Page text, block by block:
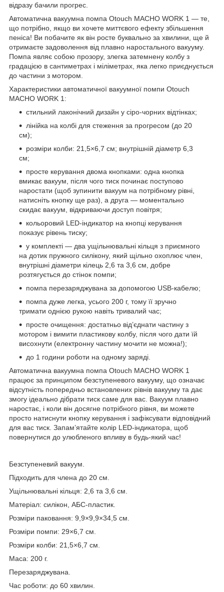
відразу бачили прогрес.
Автоматична вакуумна помпа Otouch MACHO WORK 1 — те,
що потрібно, якщо ви хочете миттєвого ефекту збільшення
пеніса! Ви побачите як він росте буквально за хвилини, ще й
отримаєте задоволення від плавно наростального вакууму.
Помпа являє собою прозору, злегка затемнену колбу з
градацією в сантиметрах і міліметрах, яка легко приєднується
до частини з мотором.
Характеристики автоматичної вакуумної помпи Otouch
MACHO WORK 1:
стильний лаконічний дизайн у сіро-чорних відтінках;
лінійка на колбі для стеження за прогресом (до 20
см);
розміри колби: 21,5×6,7 см; внутрішній діаметр 6,3
см;
просте керування двома кнопками: одна кнопка
вмикає вакуум, після чого тиск починає поступово
наростати (щоб зупинити вакуум на потрібному рівні,
натисніть кнопку ще раз), а друга — моментально
скидає вакуум, відкриваючи доступ повітря;
кольоровий LED-індикатор на кнопці керування
показує рівень тиску;
у комплекті — два ущільнювальні кільця з приємного
на дотик пружного силікону, який щільно охоплює член,
внутрішні діаметри кілець 2,6 та 3,6 см, добре
розтягується до стінок помпи;
помпа перезаряджувана за допомогою USB-кабелю;
помпа дуже легка, усього 200 г, тому її зручно
тримати однією рукою навіть тривалий час;
просте очищення: достатньо від’єднати частину з
мотором і вимити пластикову колбу, після чого дати їй
висохнути (електронну частину мочити не можна!);
до 1 години роботи на одному заряді.
Автоматична вакуумна помпа Otouch MACHO WORK 1
працює за принципом безступеневого вакууму, що означає
відсутність попередньо встановлених рівнів вакууму та дає
змогу ідеально дібрати тиск саме для вас. Вакуум плавно
наростає, і коли він досягне потрібного рівня, ви можете
просто натиснути кнопку керування і зафіксувати відповідний
для вас тиск. Запам’ятайте колір LED-індикатора, щоб
повернутися до улюбленого впливу в будь-який час!
Безступеневий вакуум.
Підходить для члена до 20 см.
Ущільнювальні кільця: 2,6 та 3,6 см.
Матеріал: силікон, АБС-пластик.
Розміри паковання: 9,9×9,9×34,5 см.
Розміри помпи: 29×6,7 см.
Розміри колби: 21,5×6,7 см.
Маса: 200 г.
Перезаряджувана.
Час роботи: до 60 хвилин.